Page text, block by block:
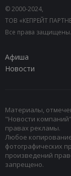
© 2000-2024,
ТОВ «КЕПРЕЙТ
Все права защищены.
Афиша
Новости
Материалы,
"Новости
правах рекламы.
Любое
фотографических
произведений
запрещено.